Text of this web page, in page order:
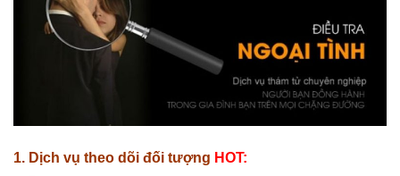
1. Dịch vụ theo dõi đối tượng HOT: